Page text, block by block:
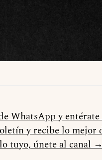
WhatsApp y
y recibe lo mejor
tuyo, únete al canal